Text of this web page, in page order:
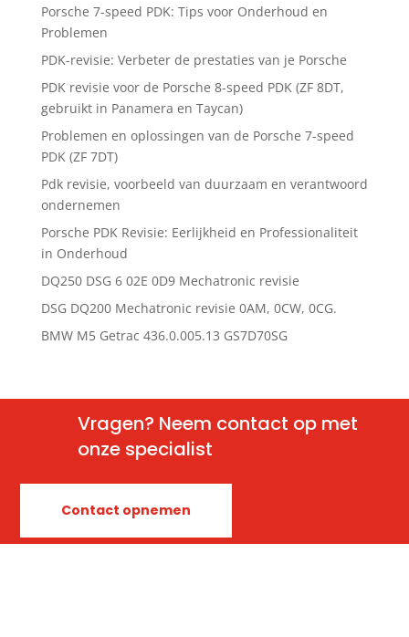
Porsche 7-speed PDK: Tips voor Onderhoud en
Problemen
PDK-revisie: Verbeter de prestaties van je Porsche
PDK revisie voor de Porsche 8-speed PDK (ZF 8DT,
gebruikt in Panamera en Taycan)
Problemen en oplossingen van de Porsche 7-speed
PDK (ZF 7DT)
Pdk revisie, voorbeeld van duurzaam en verantwoord
ondernemen
Porsche PDK Revisie: Eerlijkheid en Professionaliteit
in Onderhoud
DQ250 DSG 6 02E 0D9 Mechatronic revisie
DSG DQ200 Mechatronic revisie 0AM, 0CW, 0CG.
BMW M5 Getrac 436.0.005.13 GS7D70SG
Vragen? Neem contact op met
onze specialist
Contact opnemen